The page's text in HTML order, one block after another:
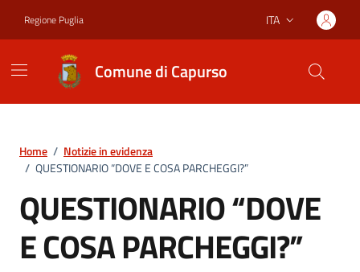
Regione Puglia Lingua attiva:
ITA
Comune di Capurso
Home / Notizie in evidenza
/ QUESTIONARIO “DOVE E COSA PARCHEGGI?”
QUESTIONARIO “DOVE
E COSA PARCHEGGI?”